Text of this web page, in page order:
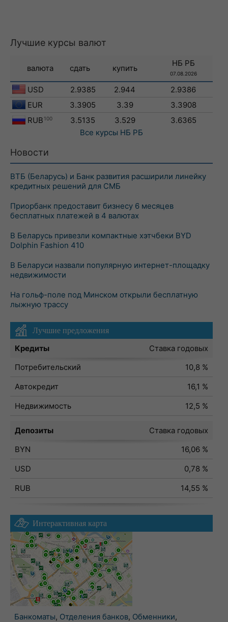
Лучшие курсы валют
валюта сдать купить
НБ РБ
07.08.2026
USD 2.9385 2.944
2.9386
EUR
3.3905 3.39
3.3908
RUB 100 3.5135 3.529
3.6365
Все курсы НБ РБ
Новости
ВТБ (Беларусь) и Банк развития расширили линейку
кредитных решений для СМБ
Приорбанк предоставит бизнесу 6 месяцев
бесплатных платежей в 4 валютах
В Беларусь привезли компактные хэтчбеки BYD
Dolphin Fashion 410
В Беларуси назвали популярную интернет-площадку
недвижимости
На гольф-поле под Минском открыли бесплатную
лыжную трассу
Лучшие предложения
Кредиты
Ставка годовых
Потребительский
10,8 %
Автокредит
16,1 %
Недвижимость
12,5 %
Депозиты
Ставка годовых
BYN
16,06 %
USD
0,78 %
RUB
14,55 %
Интерактивная карта
Банкоматы, Отделения банков, Обменники,